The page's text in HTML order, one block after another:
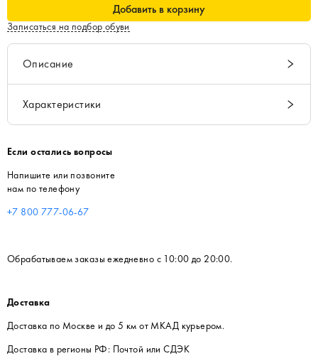
Добавить в корзину
Записаться на подбор обуви
Описание
Характеристики
Если остались вопросы
Напишите или позвоните
нам по телефону
+7 800 777-06-67
Обрабатываем заказы ежедневно с 10:00 до 20:00.
Доставка
Доставка по Москве и до 5 км от МКАД курьером.
Доставка в регионы РФ: Почтой или СДЭК